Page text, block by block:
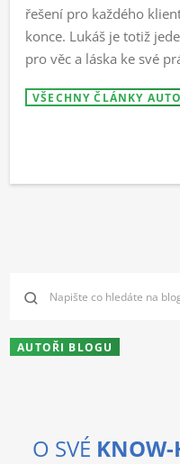
řešení pro každého
konce. Lukáš je totiž
pro věc a láska ke své
VŠECHNY ČLÁNKY
AUTOŘI BLOGU
O SVÉ KNOW-